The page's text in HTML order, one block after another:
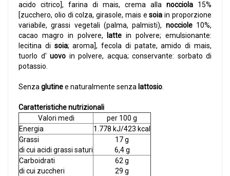
acido citrico], farina di mais, crema alla nocciola 15%
[zucchero, olio di colza, girasole, mais esoia in proporzione
variabile, grassi vegetali (palma, palmisti), nocciole10%,
cacao magro in polvere,
latte in polvere; emulsionante:
lecitina di soia; aroma], fecola di patate, amido di mais,
tuorlo d' uovo in polvere, acqua; conservante: sorbato di
potassio.
Senzaglutinee naturalmente senza lattosio.
Caratteristiche nutrizionali
Valori medi
per 100 g
Energia
1.778 kJ/423 kcal
Grassi
di cui acidi grassi saturi
17 g
6,4 g
Carboidrati
di cui zuccheri
62 g
29 g